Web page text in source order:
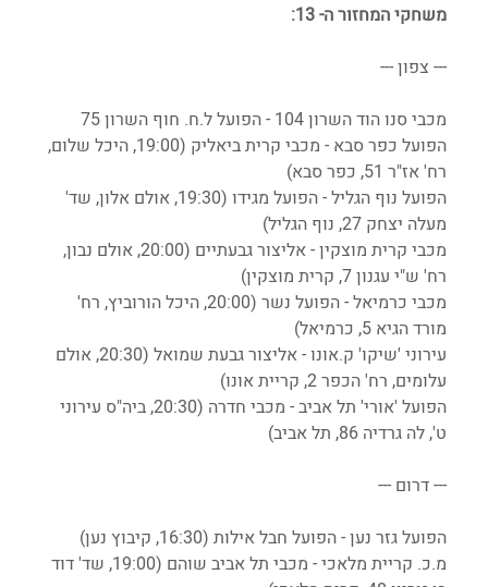
משחקי המחזור ה- 13:
--- צפון ---
מכבי סנו הוד השרון 104 - הפועל ל.ח. חוף השרון 75
הפועל כפר סבא - מכבי קרית ביאליק (19:00, היכל שלום,
רח' אז"ר 51, כפר סבא)
הפועל נוף הגליל - הפועל מגידו (19:30, אולם אלון, שד'
מעלה יצחק 27, נוף הגליל)
מכבי קרית מוצקין - אליצור גבעתיים (20:00, אולם נבון,
רח' ש"י עגנון 7, קרית מוצקין)
מכבי כרמיאל - הפועל נשר (20:00, היכל הורוביץ, רח'
מורד הגיא 5, כרמיאל)
עירוני 'שיקו' ק.אונו - אליצור גבעת שמואל (20:30, אולם
עלומים, רח' הכפר 2, קריית אונו)
הפועל 'אורי' תל אביב - מכבי חדרה (20:30, ביה"ס עירוני
ט', לה גרדיה 86, תל אביב)
--- דרום ---
הפועל גזר נען - הפועל חבל אילות (16:30, קיבוץ נען)
מ.כ. קריית מלאכי - מכבי תל אביב שוהם (19:00, שד' דוד